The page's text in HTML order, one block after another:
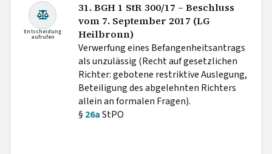
Entscheidung
aufrufen
31. BGH 1 StR 300/17 – Beschluss
vom 7. September 2017 (LG
Heilbronn)
Verwerfung eines Befangenheitsantrags
als unzulässig (Recht auf gesetzlichen
Richter: gebotene restriktive Auslegung,
Beteiligung des abgelehnten Richters
allein an formalen Fragen).
§ 26aStPO